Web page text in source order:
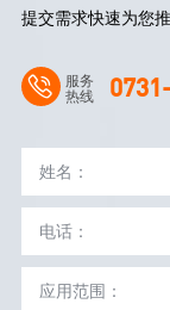
提交需求快速为您
服务
热线